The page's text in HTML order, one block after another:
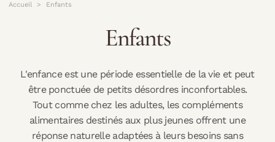
Accueil Enfants
Enfants
L'enfance est une période essentielle de la vie et peut
être ponctuée de petits désordres inconfortables.
Tout comme chez les adultes, les compléments
alimentaires destinés aux plus jeunes offrent une
réponse naturelle adaptées à leurs besoins sans